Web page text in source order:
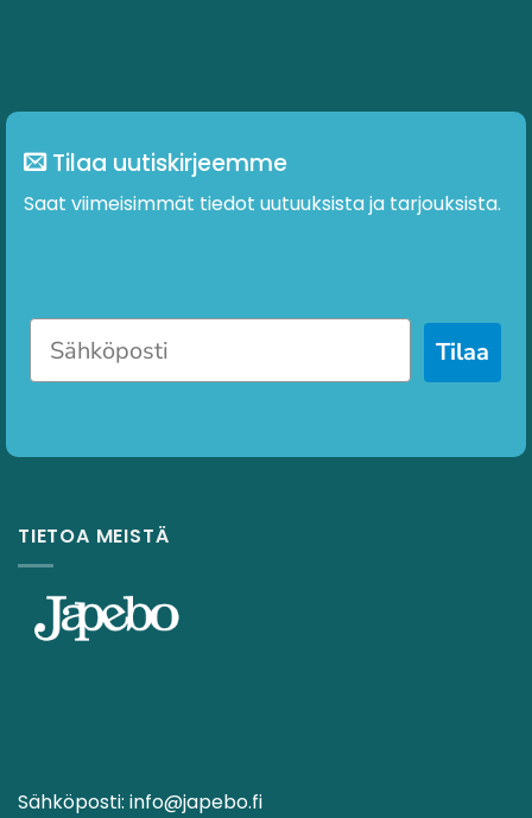
Tilaa uutiskirjeemme
Saat viimeisimmät tiedot uutuuksista ja tarjouksista.
Tilaa
TIETOA MEISTÄ
Sähköposti: info@japebo.fi